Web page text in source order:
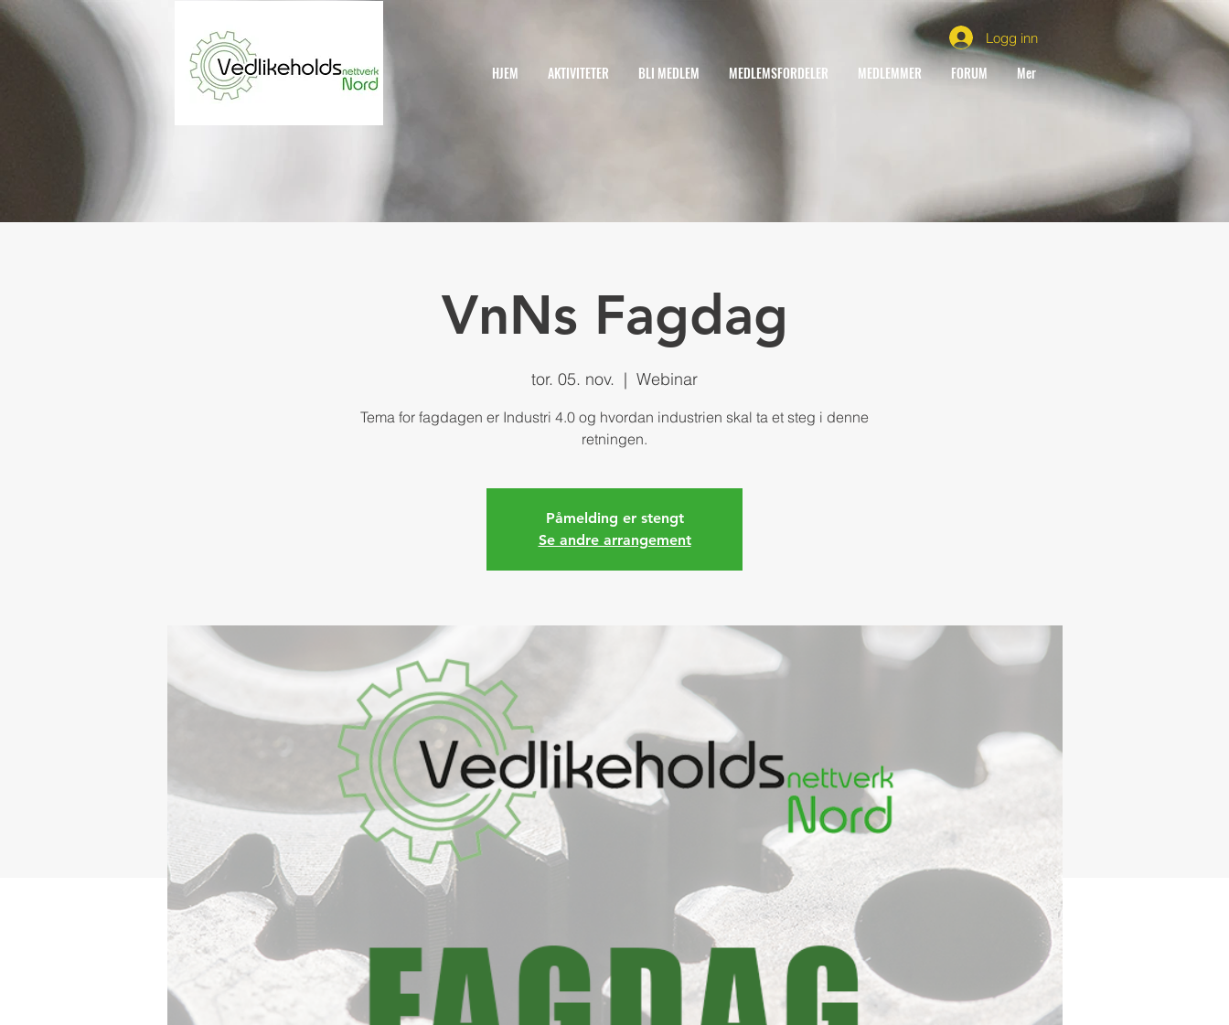
Logg inn
HJEM AKTIVITETER BLI MEDLEM MEDLEMSFORDELER MEDLEMMER FORUM Mer
VnNs Fagdag
tor. 05. nov.
  |
Webinar
Tema for fagdagen er Industri 4.0 og hvordan industrien skal ta et steg i denne
retningen.
Påmelding er stengt
Se andre arrangement